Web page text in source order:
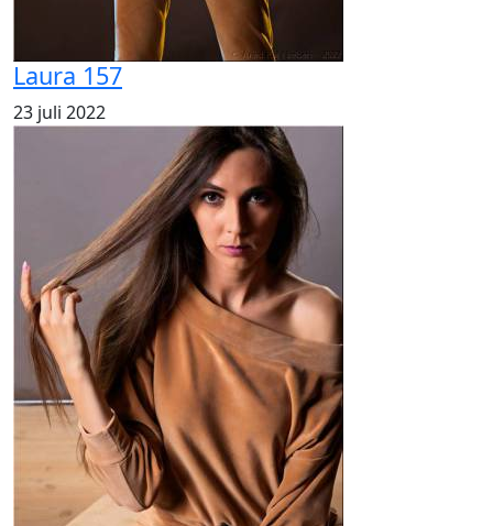
Laura 157
23 juli 2022